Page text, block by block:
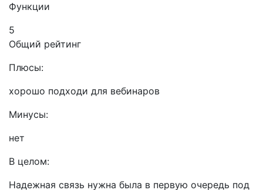
Функции
5
Общий рейтинг
Плюсы:
хорошо подходи для вебинаров
Минусы:
нет
В целом:
Надежная связь нужна была в первую очередь под